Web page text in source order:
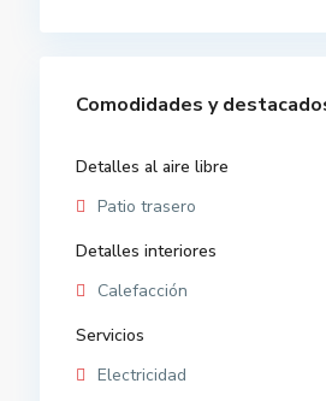
Comodidades y
Detalles al aire libre
Patio trasero
Detalles interiores
Calefacción
Servicios
Electricidad